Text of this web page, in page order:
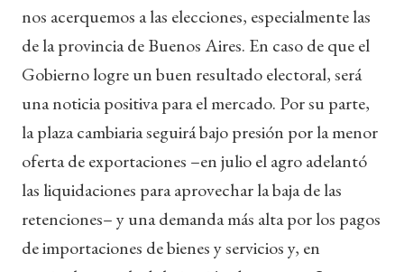
nos acerquemos a las elecciones, especialmente las
de la provincia de Buenos Aires. En caso de que el
Gobierno logre un buen resultado electoral, será
una noticia positiva para el mercado. Por su parte,
la plaza cambiaria seguirá bajo presión por la menor
oferta de exportaciones –en julio el agro adelantó
las liquidaciones para aprovechar la baja de las
retenciones– y una demanda más alta por los pagos
de importaciones de bienes y servicios y, en